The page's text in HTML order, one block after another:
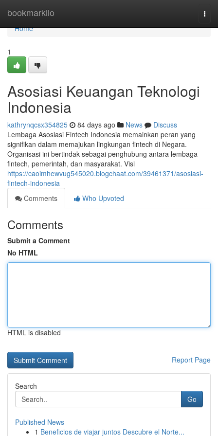
bookmarkilo
Home
Home
1
Asosiasi Keuangan Teknologi
Indonesia
kathrynqcsx354825 84 days ago News
Discuss
Lembaga Asosiasi Fintech Indonesia memainkan peran yang
signifikan dalam memajukan lingkungan fintech di Negara.
Organisasi ini bertindak sebagai penghubung antara lembaga
fintech, pemerintah, dan masyarakat. Visi
https://caoimhewvug545020.blogchaat.com/39461371/asosiasi-
fintech-indonesia
Comments
Who Upvoted
Comments
Submit a Comment
No HTML
HTML is disabled
Report Page
Search
Go
Published News
1 Beneficios de viajar juntos Descubre el Norte...